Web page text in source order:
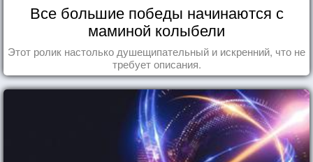
Все большие победы начинаются с
маминой колыбели
Этот ролик настолько душещипательный и искренний, что не
требует описания.